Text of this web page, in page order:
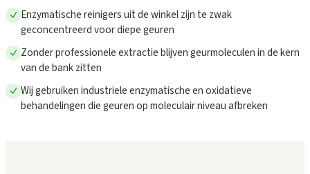
Enzymatische reinigers uit de winkel zijn te zwak
geconcentreerd voor diepe geuren
Zonder professionele extractie blijven geurmoleculen in de kern
van de bank zitten
Wij gebruiken industriele enzymatische en oxidatieve
behandelingen die geuren op moleculair niveau afbreken